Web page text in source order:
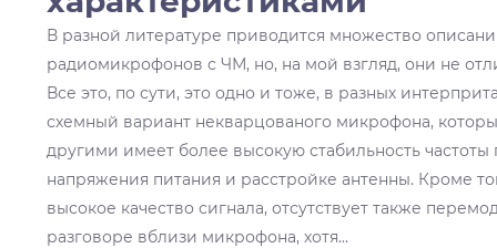
В разной литературе приводится множество
радиомикрофонов с ЧМ, но, на мой взгляд, они не
Все это, по сути, это одно и тоже, в разных
схемный вариант некварцованого микрофона,
другими имеет более высокую стабильность
напряжения питания и расстройке антенны. Кроме
высокое качество сигнала, отсутствует также
разговоре вблизи микрофона, хотя...